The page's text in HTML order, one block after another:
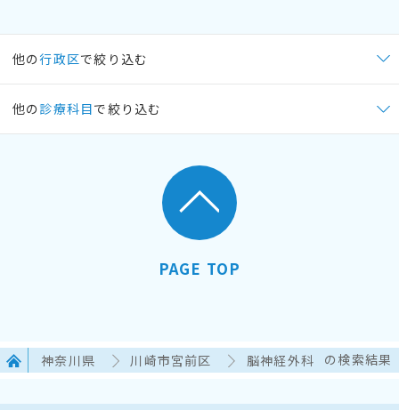
他の行政区で絞り込む
他の 診療科目で絞り込む
PAGE TOP
神奈川県 川崎市宮前区 脳神経外科 の検索結果